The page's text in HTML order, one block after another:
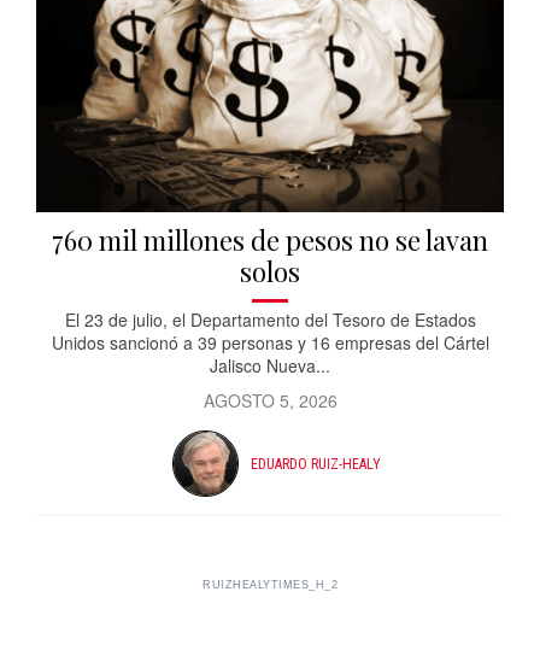
760 mil millones de pesos no se lavan
solos
El 23 de julio, el Departamento del Tesoro de Estados
Unidos sancionó a 39 personas y 16 empresas del Cártel
Jalisco Nueva...
AGOSTO 5, 2026
EDUARDO RUIZ-HEALY
RUIZHEALYTIMES_H_2